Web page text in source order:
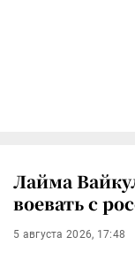
Лайма
воевать с
5 августа 2026, 17:48